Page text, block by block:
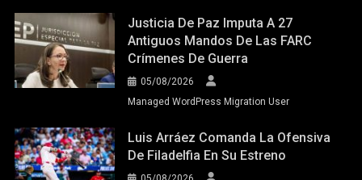
Justicia De Paz Imputa A 27
Antiguos Mandos De Las FARC
Crímenes De Guerra
05/08/2026
Managed WordPress Migration User
Luis Arráez Comanda La Ofensiva
De Filadelfia En Su Estreno